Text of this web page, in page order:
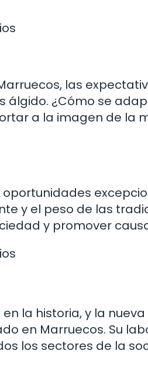
las
¿Cómo se
a la imagen de la
y el peso de las
y promover
la historia, y la
en Marruecos. Su
los sectores de la